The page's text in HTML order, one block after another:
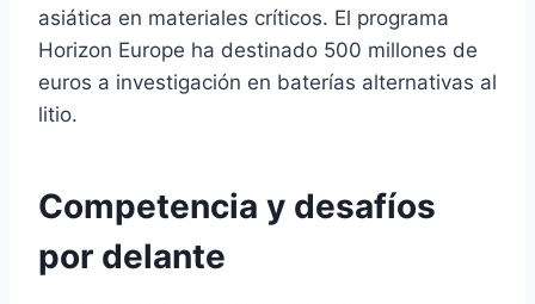
asiática en materiales críticos. El programa
Horizon Europe ha destinado 500 millones de
euros a investigación en baterías alternativas al
litio.
Competencia y desafíos
por delante